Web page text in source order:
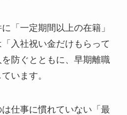
「一定期間以上の在籍」
入社祝い金だけもらって
防ぐとともに、早期離職
います。
仕事に慣れていない「最